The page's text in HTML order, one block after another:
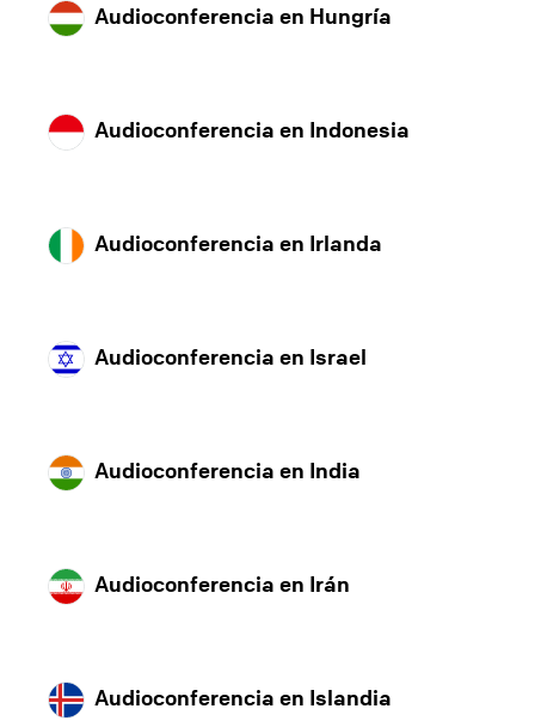
Audioconferencia en Hungría
Audioconferencia en Indonesia
Audioconferencia en Irlanda
Audioconferencia en Israel
Audioconferencia en India
Audioconferencia en Irán
Audioconferencia en Islandia